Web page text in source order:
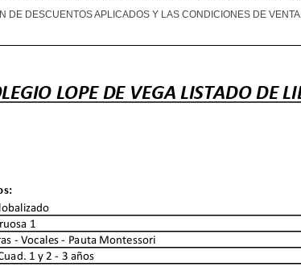
DE DESCUENTOS APLICADOS Y LAS CONDICIONES DE VENTA.